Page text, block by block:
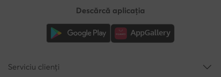
Descărcă aplicația
Serviciu clienți